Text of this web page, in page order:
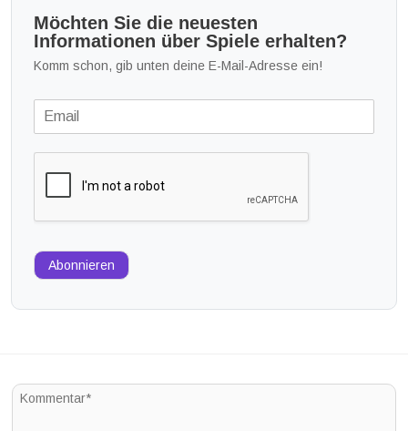
Möchten Sie die neuesten
Informationen über Spiele erhalten?
Komm schon, gib unten deine E-Mail-Adresse ein!
Abonnieren